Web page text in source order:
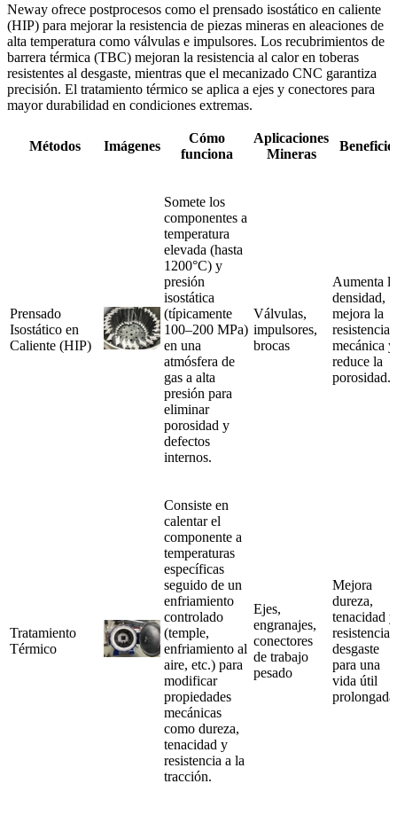
Neway ofrece postprocesos como el prensado isostático en caliente
(HIP) para mejorar la resistencia de piezas mineras en aleaciones de
alta temperatura como válvulas e impulsores. Los recubrimientos de
barrera térmica (TBC) mejoran la resistencia al calor en toberas
resistentes al desgaste, mientras que el mecanizado CNC garantiza
precisión. El tratamiento térmico se aplica a ejes y conectores para
mayor durabilidad en condiciones extremas.
Métodos Imágenes
Cómo
funciona
Aplicaciones
Mineras
Prensado
Isostático en
Caliente (HIP)
Somete los
componentes a
temperatura
elevada (hasta
1200°C) y
presión
isostática
(típicamente
100–200 MPa)
en una
atmósfera de
gas a alta
presión para
eliminar
porosidad y
defectos
internos.
Válvulas,
impulsores,
brocas
Aumenta la
densidad,
mejora la
resistencia
mecánica y
reduce la
porosidad.
Tratamiento
Térmico
Consiste en
calentar el
componente a
temperaturas
específicas
seguido de un
enfriamiento
controlado
(temple,
enfriamiento al
aire, etc.) para
modificar
propiedades
mecánicas
como dureza,
tenacidad y
resistencia a la
tracción.
Ejes,
engranajes,
conectores
de trabajo
pesado
Mejora
dureza,
tenacidad y
resistencia
desgaste
para una
vida útil